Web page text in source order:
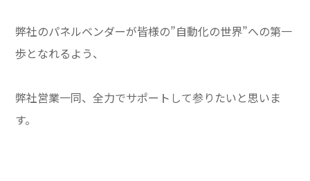
弊社のパネルベンダーが皆様の”自動化の世界”への第一
歩となれるよう、
弊社営業一同、全力でサポートして参りたいと思いま
す。